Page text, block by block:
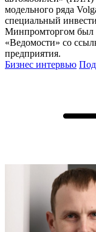
модельного ряда
специальный
Минпромторгом был
«Ведомости» со
предприятия.
Бизнес интервью